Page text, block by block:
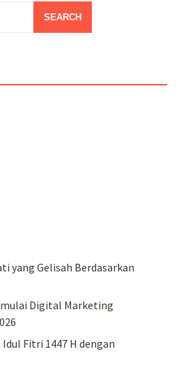
SEARCH
yang Gelisah Berdasarkan
Digital Marketing
Fitri 1447 H dengan